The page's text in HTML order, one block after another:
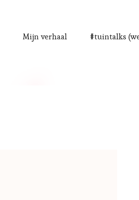
Mijn verhaal #tuintalks